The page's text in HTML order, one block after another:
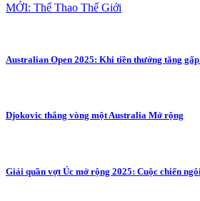
MỚI: Thể Thao Thế Giới
Australian Open 2025: Khi tiền thưởng tăng
Djokovic thắng vòng một Australia Mở rộng
Giải quần vợt Úc mở rộng 2025: Cuộc chiến